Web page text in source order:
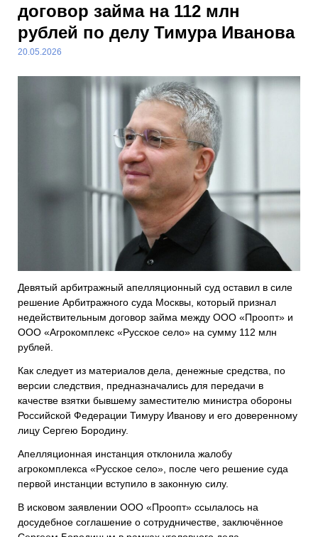
договор займа на 112 млн
рублей по делу Тимура Иванова
20.05.2026
Девятый арбитражный апелляционный суд оставил в силе
решение Арбитражного суда Москвы, который признал
недействительным договор займа между ООО «Проопт» и
ООО «Агрокомплекс «Русское село» на сумму 112 млн
рублей.
Как следует из материалов дела, денежные средства, по
версии следствия, предназначались для передачи в
качестве взятки бывшему заместителю министра обороны
Российской Федерации Тимуру Иванову и его доверенному
лицу Сергею Бородину.
Апелляционная инстанция отклонила жалобу
агрокомплекса «Русское село», после чего решение суда
первой инстанции вступило в законную силу.
В исковом заявлении ООО «Проопт» ссылалось на
досудебное соглашение о сотрудничестве, заключённое